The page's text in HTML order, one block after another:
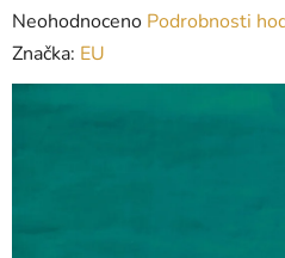
Průměrné
hodnocení
produktu
Neohodnoceno Podrobnosti
Značka: EU